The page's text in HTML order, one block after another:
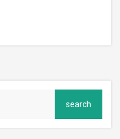
is ja. Koppen van een
het belangrijk om je